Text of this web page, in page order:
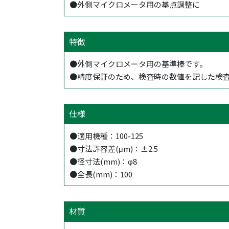
●外側マイクロメータ用の基点調整に
特徴
●外側マイクロメータ用の基準棒です。
●精度保証のため、検査時の数値を記した検査
仕様
●適用機種：100-125
●寸法許容差(μm)：±2.5
●径寸法(mm)：φ8
●全長(mm)：100
材質